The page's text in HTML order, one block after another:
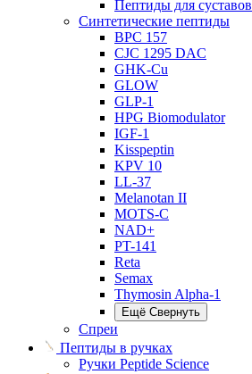
Пептиды для суставов
Синтетические пептиды
BPC 157
CJC 1295 DAC
GHK-Cu
GLOW
GLP-1
HPG Biomodulator
IGF-1
Kisspeptin
KPV 10
LL-37
Melanotan II
MOTS-C
NAD+
PT-141
Reta
Semax
Thymosin Alpha-1
Ещё Свернуть
Спреи
Пептиды в ручках
Ручки Peptide Science